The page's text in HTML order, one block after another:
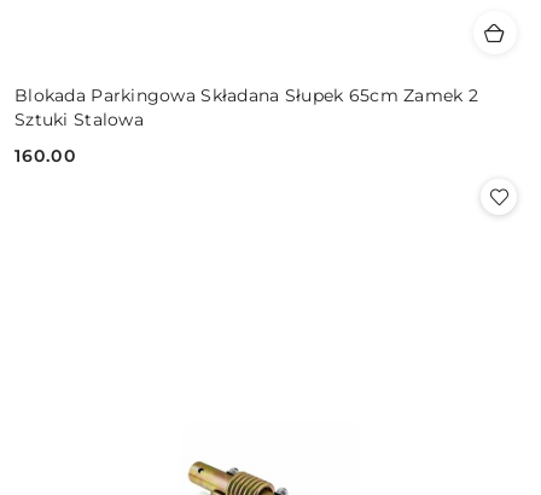
Blokada Parkingowa Składana Słupek 65cm Zamek 2
Sztuki Stalowa
Cena:
160.00